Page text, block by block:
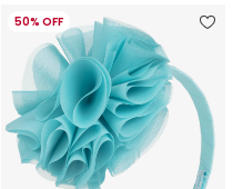
50% OFF